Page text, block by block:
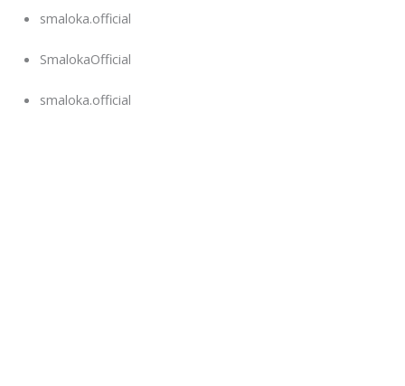
smaloka.official
SmalokaOfficial
smaloka.official